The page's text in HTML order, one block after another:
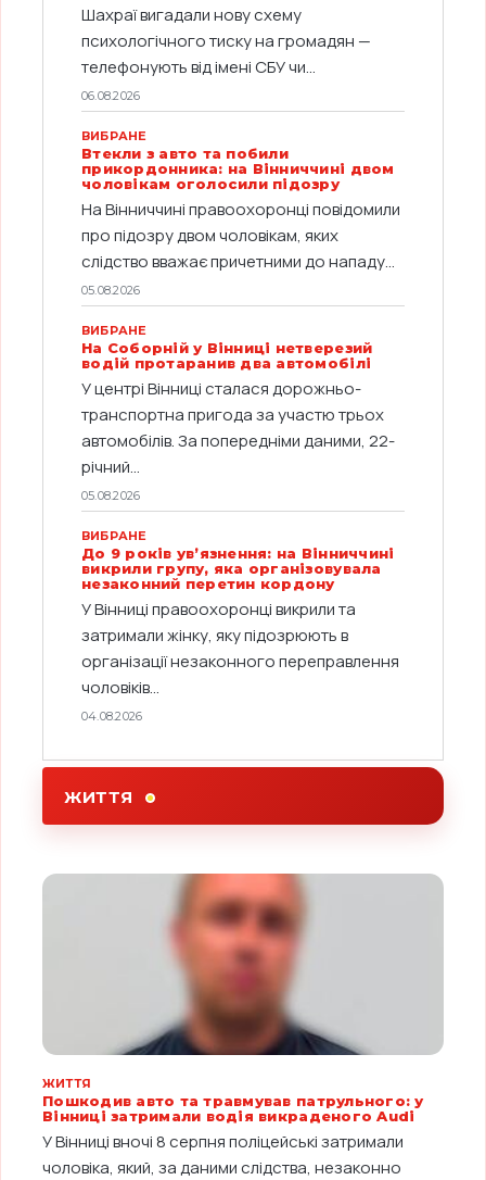
Шахраї вигадали нову схему
психологічного тиску на громадян —
телефонують від імені СБУ чи...
06.08.2026
ВИБРАНЕ
Втекли з авто та побили
прикордонника: на Вінниччині двом
чоловікам оголосили підозру
На Вінниччині правоохоронці повідомили
про підозру двом чоловікам, яких
слідство вважає причетними до нападу...
05.08.2026
ВИБРАНЕ
На Соборній у Вінниці нетверезий
водій протаранив два автомобілі
У центрі Вінниці сталася дорожньо-
транспортна пригода за участю трьох
автомобілів. За попередніми даними, 22-
річний...
05.08.2026
ВИБРАНЕ
До 9 років ув’язнення: на Вінниччині
викрили групу, яка організовувала
незаконний перетин кордону
У Вінниці правоохоронці викрили та
затримали жінку, яку підозрюють в
організації незаконного переправлення
чоловіків...
04.08.2026
ЖИТТЯ
ЖИТТЯ
Пошкодив авто та травмував патрульного: у
Вінниці затримали водія викраденого Audi
У Вінниці вночі 8 серпня поліцейські затримали
чоловіка, який, за даними слідства, незаконно